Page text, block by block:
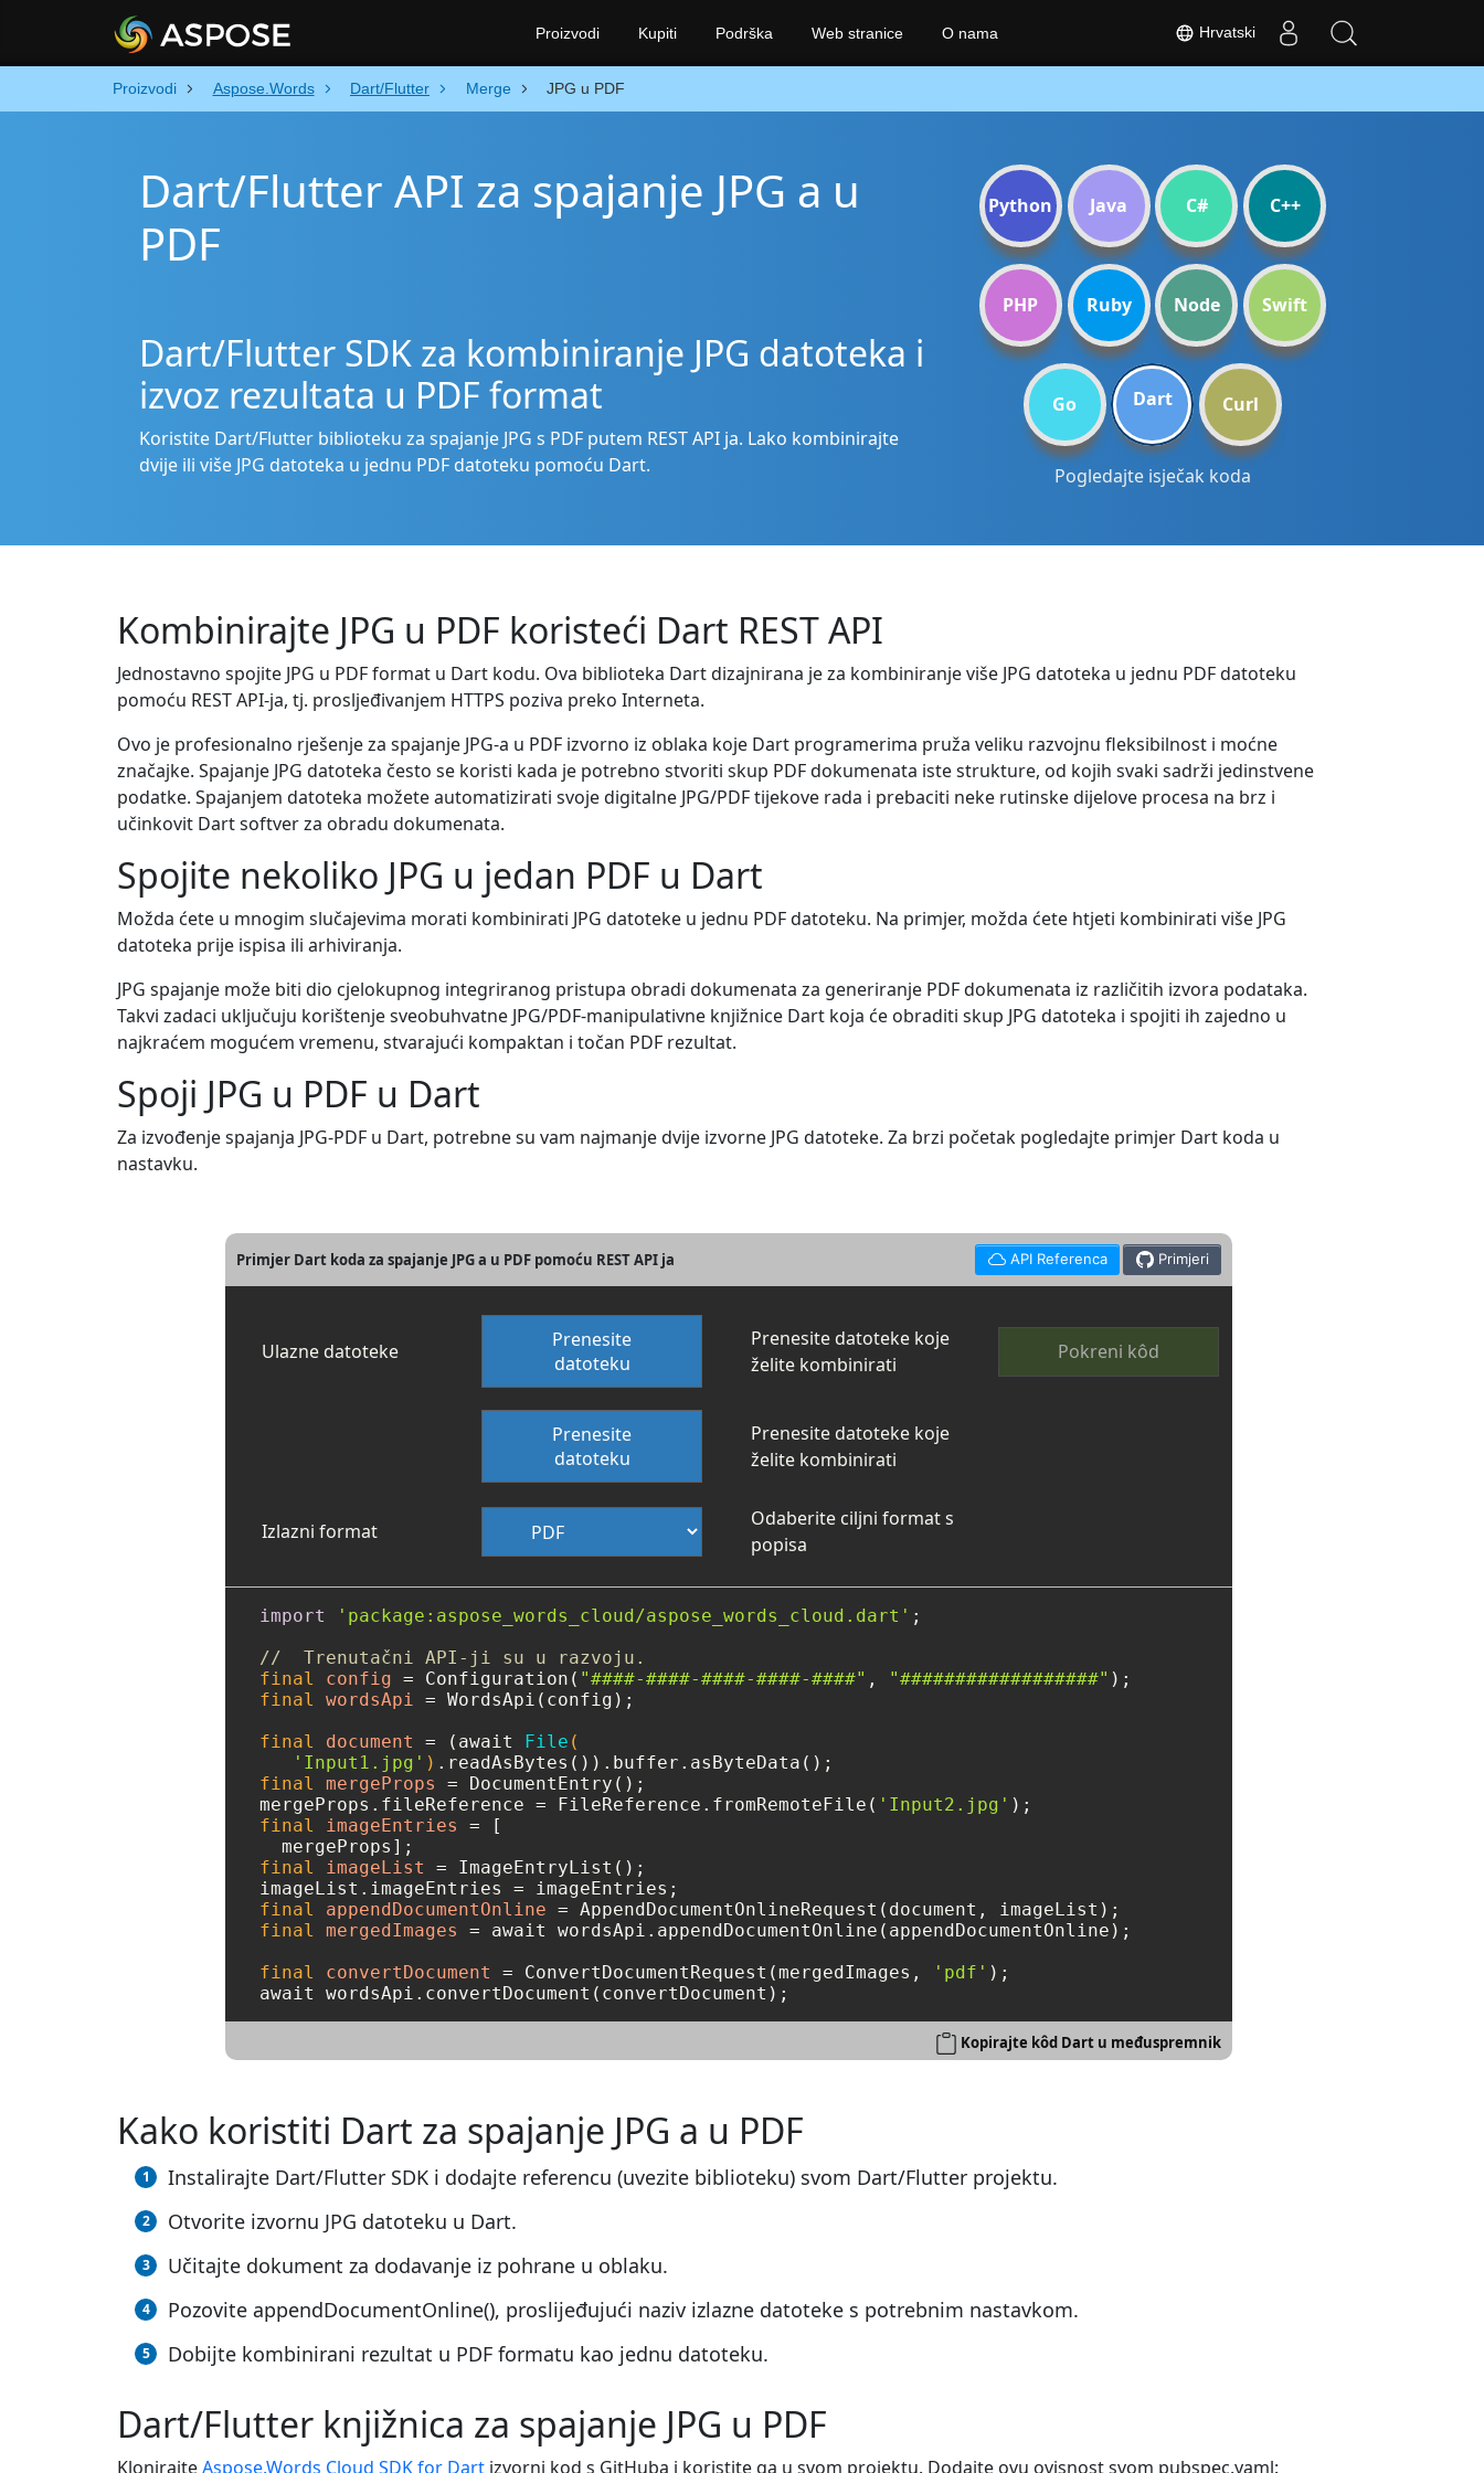
Proizvodi Aspose.Words Dart/Flutter Merge JPG u PDF
Dart/Flutter API za spajanje JPG a u
PDF
Dart/Flutter SDK za kombiniranje JPG datoteka i
izvoz rezultata u PDF format
Koristite Dart/Flutter biblioteku za spajanje JPG s PDF putem REST API ja. Lako kombinirajte
dvije ili više JPG datoteka u jednu PDF datoteku pomoću Dart.
Python Java C# C++
PHP Ruby Node Swift
Go Dart Curl
Pogledajte isječak koda
Kombinirajte JPG u PDF koristeći Dart REST API
Jednostavno spojite JPG u PDF format u Dart kodu. Ova biblioteka Dart dizajnirana je za kombiniranje više JPG datoteka u jednu PDF datoteku
pomoću REST API-ja, tj. prosljeđivanjem HTTPS poziva preko Interneta.
Ovo je profesionalno rješenje za spajanje JPG-a u PDF izvorno iz oblaka koje Dart programerima pruža veliku razvojnu fleksibilnost i moćne
značajke. Spajanje JPG datoteka često se koristi kada je potrebno stvoriti skup PDF dokumenata iste strukture, od kojih svaki sadrži jedinstvene
podatke. Spajanjem datoteka možete automatizirati svoje digitalne JPG/PDF tijekove rada i prebaciti neke rutinske dijelove procesa na brz i
učinkovit Dart softver za obradu dokumenata.
Spojite nekoliko JPG u jedan PDF u Dart
Možda ćete u mnogim slučajevima morati kombinirati JPG datoteke u jednu PDF datoteku. Na primjer, možda ćete htjeti kombinirati više JPG
datoteka prije ispisa ili arhiviranja.
JPG spajanje može biti dio cjelokupnog integriranog pristupa obradi dokumenata za generiranje PDF dokumenata iz različitih izvora podataka.
Takvi zadaci uključuju korištenje sveobuhvatne JPG/PDF-manipulativne knjižnice Dart koja će obraditi skup JPG datoteka i spojiti ih zajedno u
najkraćem mogućem vremenu, stvarajući kompaktan i točan PDF rezultat.
Spoji JPG u PDF u Dart
Za izvođenje spajanja JPG-PDF u Dart, potrebne su vam najmanje dvije izvorne JPG datoteke. Za brzi početak pogledajte primjer Dart koda u
nastavku.
Primjer Dart koda za spajanje JPG a u PDF pomoću REST API ja API Referenca Primjeri
Ulazne datoteke
Prenesite
datoteku
Prenesite datoteke koje
želite kombinirati
Pokreni kôd
Prenesite
datoteku
Prenesite datoteke koje
želite kombinirati
Izlazni format
Odaberite ciljni format s
popisa
import 'package:aspose_words_cloud/aspose_words_cloud.dart' ;
//  Trenutačni API-ji su u razvoju.
final
config = Configuration( "####-####-####-####-####" , "##################"
final
wordsApi = WordsApi(config);
final
document = (await File (
'Input1.jpg' )
final
mergeProps = DocumentEntry();
mergeProps.fileReference = FileReference.fromRemoteFile( 'Input2.jpg'
final
imageEntries = [
final
imageList = ImageEntryList();
final
appendDocumentOnline =
final
mergedImages = await wordsApi.appendDocumentOnline(appendDocumentOnline);
final
convertDocument = ConvertDocumentRequest(mergedImages, 'pdf' );
Kopirajte kôd Dart u međuspremnik
Kako koristiti Dart za spajanje JPG a u PDF
Instalirajte Dart/Flutter SDK i dodajte referencu (uvezite biblioteku) svom Dart/Flutter projektu.
Otvorite izvornu JPG datoteku u Dart.
Učitajte dokument za dodavanje iz pohrane u oblaku.
Pozovite appendDocumentOnline(), proslijeđujući naziv izlazne datoteke s potrebnim nastavkom.
Dobijte kombinirani rezultat u PDF formatu kao jednu datoteku.
Dart/Flutter knjižnica za spajanje JPG u PDF
KlonirajteAspose.Words Cloud SDK for Dart izvorni kod s GitHuba i koristite ga u svom projektu. Dodajte ovu ovisnost svom pubspec.yaml:
Hrvatski
Proizvodi Kupiti Podrška Web stranice O nama